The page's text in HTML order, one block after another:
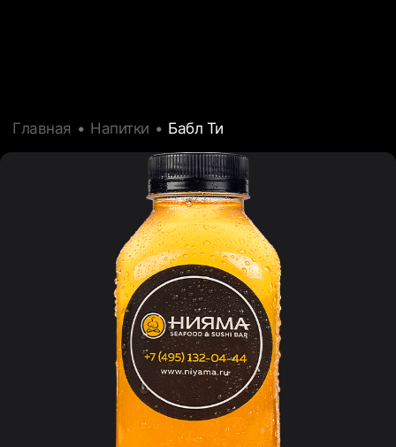
Главная Напитки Бабл Ти